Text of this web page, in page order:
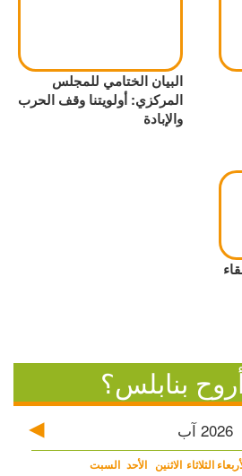
البيان الختامي للمجلس
المركزي: أولويتنا وقف الحرب
والإبادة
بنابلس؟
2026 آب
السبت الأحد الاثنين الثلاثاء